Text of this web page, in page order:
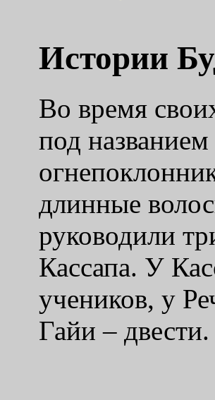
Истории
Во время
под
длинные
руководили
Кассапа. У
учеников, у
Гайи – двести.